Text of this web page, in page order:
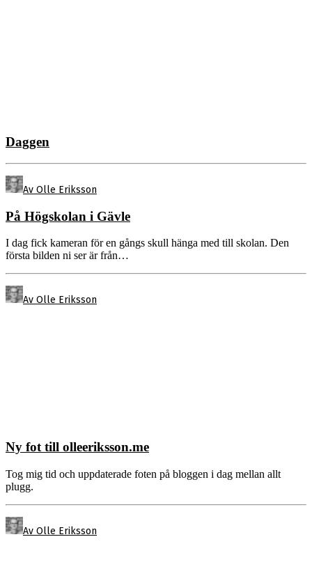
Daggen
Av Olle Eriksson
På Högskolan i Gävle
I dag fick kameran för en gångs skull hänga med till skolan. Den
första bilden ni ser är från…
Av Olle Eriksson
Ny fot till olleeriksson.me
Tog mig tid och uppdaterade foten på bloggen i dag mellan allt
plugg.
Av Olle Eriksson